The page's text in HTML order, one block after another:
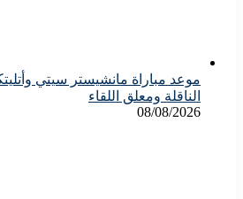
موعد مباراة مانشيستر سيتي
الناقلة ومعلق اللقاء
08/08/2026